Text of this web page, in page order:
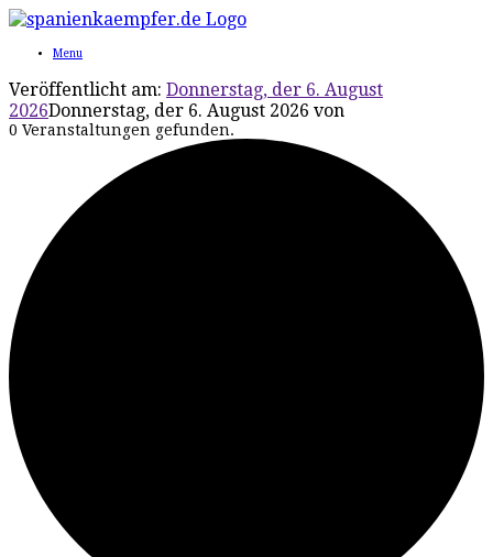
Menu
Veröffentlicht am: Donnerstag, der 6. August
2026Donnerstag, der 6. August 2026 von
0 Veranstaltungen gefunden.